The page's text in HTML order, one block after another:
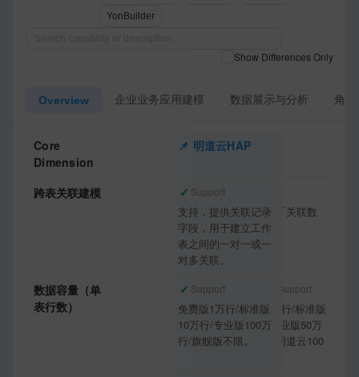
YonBuilder
Show Differences Only
Overview 企业业务应用建模 数据展示与分析 角
Core
Dimension
明道云HAP
简道云
跨表关联建模 ✓ Support
支持，提供关联记录
字段，用于建立工作
表之间的一对一或一
对多关联。
支持，称「关联数
据」字段
数据容量（单
表行数）
✓ Support
免费版1万行/标准版
10万行/专业版100万
行/旗舰版不限。
Partial Support
免费版2万行/标准版
10万行/企业版50万
行，低于明道云100